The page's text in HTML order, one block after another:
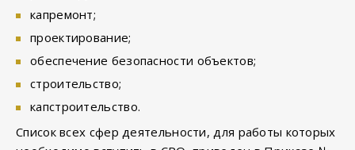
капремонт;
проектирование;
обеспечение безопасности объектов;
строительство;
капстроительство.
Список всех сфер деятельности, для работы которых